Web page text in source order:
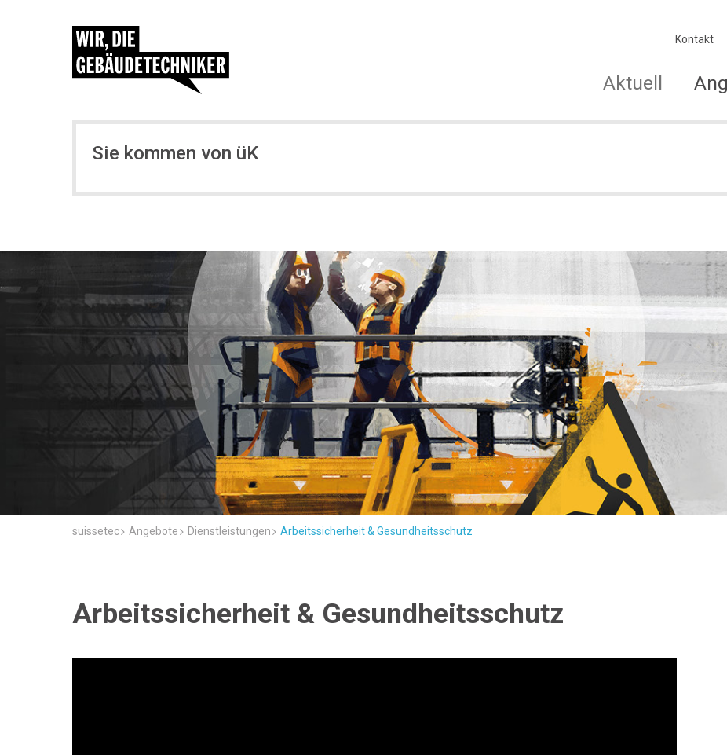
Kontakt
Aktuell
Sie kommen von üK
suissetec Angebote Dienstleistungen Arbeitssicherheit & Gesundheitsschutz
Arbeitssicherheit & Gesundheitsschutz